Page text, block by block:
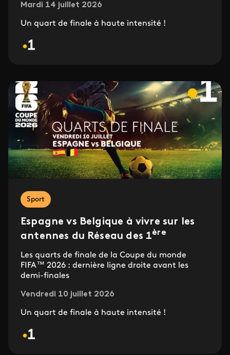
Mardi 14 juillet 2026
Un quart de finale à haute intensité !
Sport
Espagne vs Belgique à vivre sur les
antennes du Réseau des 1ère
Les quarts de finale de la Coupe du monde
FIFA™ 2026 : dernière ligne droite avant les
demi-finales
Vendredi 10 juillet 2026
Un quart de finale à haute intensité !